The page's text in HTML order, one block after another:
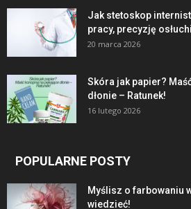
Jak stetoskop
pracy, precyzję
20 marca 2026
Skóra jak papier?
dłonie – Ratunek!
16 lutego 2026
POPULARNE POSTY
Myślisz o farbowaniu
wiedzieć!